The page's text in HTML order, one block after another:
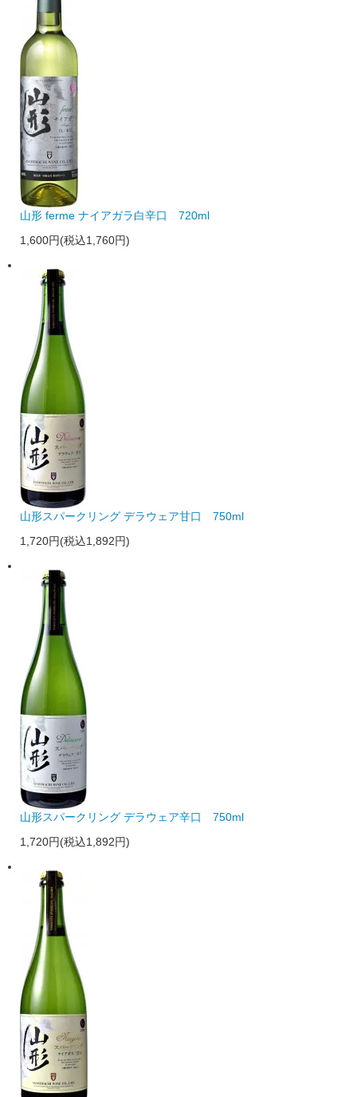
山形 ferme ナイアガラ白辛口 720ml
1,600円(税込1,760円)
山形スパークリング デラウェア甘口 750ml
1,720円(税込1,892円)
山形スパークリング デラウェア辛口 750ml
1,720円(税込1,892円)